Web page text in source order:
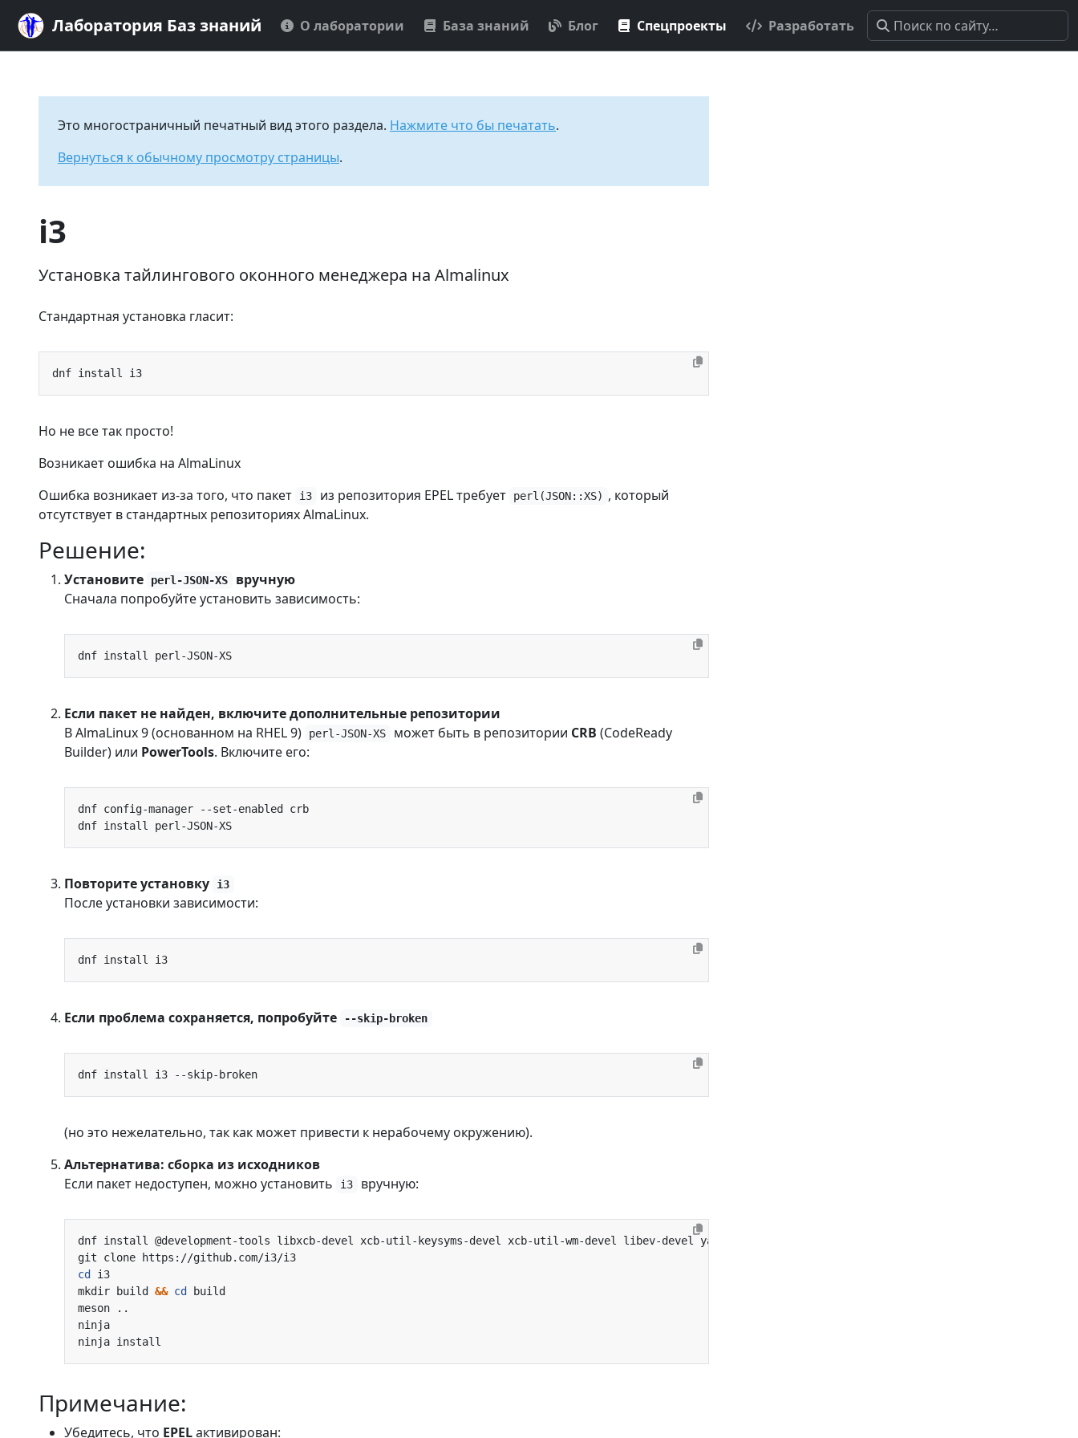
Лаборатория Баз знаний О лаборатории База знаний Блог Спецпроекты Разработать
Это многостраничный печатный вид этого раздела. Нажмите что бы печатать.
Вернуться к обычному просмотру страницы.
i3
Установка тайлингового оконного менеджера на Almalinux
Стандартная установка гласит:
Но не все так просто!
Возникает ошибка на AlmaLinux
Ошибка возникает из-за того, что пакет
i3 из репозитория EPEL требует perl(JSON::XS) , который
отсутствует в стандартных репозиториях AlmaLinux.
Решение:
Установите perl-JSON-XS
вручную
Сначала попробуйте установить зависимость:
Если пакет не найден, включите дополнительные репозитории
В AlmaLinux 9 (основанном на RHEL 9)
perl-JSON-XS может быть в репозитории CRB (CodeReady
Builder) или PowerTools. Включите его:
Повторите установку i3
После установки зависимости:
Если проблема сохраняется, попробуйте --skip-broken
(но это нежелательно, так как может привести к нерабочему окружению).
Альтернатива: сборка из исходников
Если пакет недоступен, можно установить
i3 вручную:
cd
mkdir build && cd
Примечание:
Убедитесь, что EPELактивирован: